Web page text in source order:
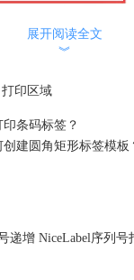
此，定义要设计打印
的页面大小，来设置
展开阅读全文
︾
打印区域
印条码标签？
创建圆角矩形标签模板
递增 NiceLabel序列